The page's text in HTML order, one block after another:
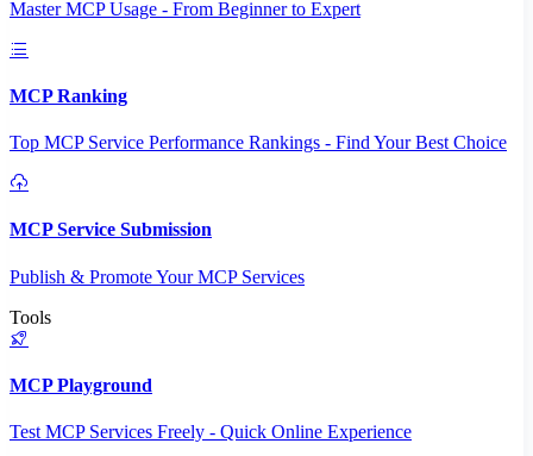
Master MCP Usage - From Beginner to Expert
MCP Ranking
Top MCP Service Performance Rankings - Find Your Best Choice
MCP Service Submission
Publish & Promote Your MCP Services
Tools
MCP Playground
Test MCP Services Freely - Quick Online Experience